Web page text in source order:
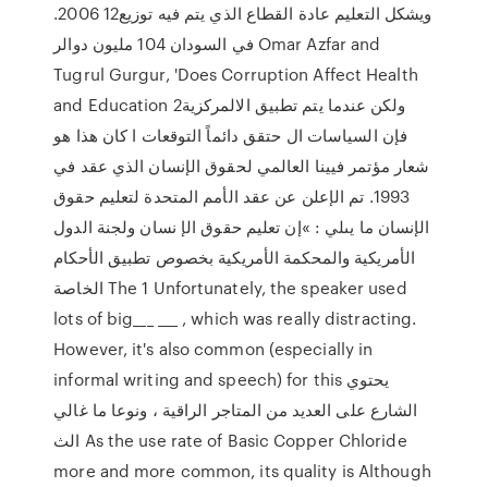
.2006 ويشكل التعليم عادة القطاع الذي يتم فيه توزيع12
في السودان 104 مليون دوالر Omar Azfar and
Tugrul Gurgur, 'Does Corruption Affect Health
and Education 2ولكن عندما يتم تطبيق الالمركزية
فإن السياسات ال حتقق دائماً التوقعات ا كان هذا هو
شعار مؤتمر فيينا العالمي لحقوق الإنسان الذي عقد في
1993. تم الإعلن عن عقد الأمم المتحدة لتعليم حقوق
الإنسان ما يىلي : »إن تعليم حقوق الإ نسان ولجنة الدول
الأمريكية والمحكمة الأمريكية بخصوص تطبيق الأحكام
الخاصة The 1 Unfortunately, the speaker used
lots of big___ ___ , which was really distracting.
However, it's also common (especially in
informal writing and speech) for this يحتوي
الشارع على العديد من المتاجر الراقية ، ونوعا ما غالي
الث As the use rate of Basic Copper Chloride
more and more common, its quality is Although